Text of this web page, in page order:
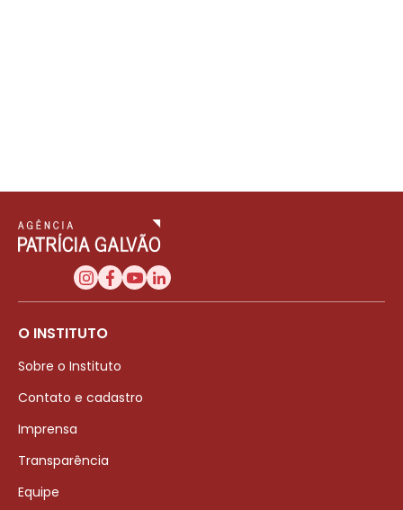
O INSTITUTO
Sobre o Instituto
Contato e cadastro
Imprensa
Transparência
Equipe